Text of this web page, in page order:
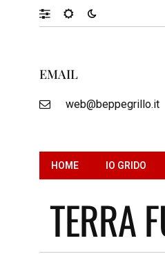
EMAIL
web@beppegrillo.it
HOME IO GRIDO
TERRA